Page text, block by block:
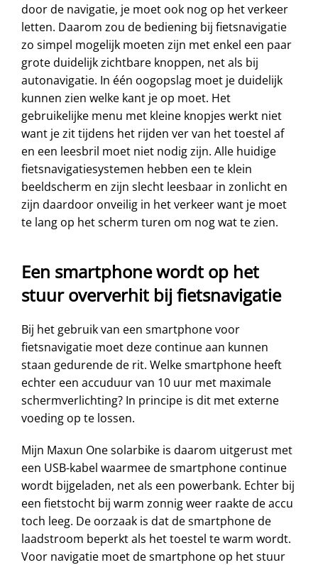
door de navigatie, je moet ook nog op het verkeer
letten. Daarom zou de bediening bij fietsnavigatie
zo simpel mogelijk moeten zijn met enkel een paar
grote duidelijk zichtbare knoppen, net als bij
autonavigatie. In één oogopslag moet je duidelijk
kunnen zien welke kant je op moet. Het
gebruikelijke menu met kleine knopjes werkt niet
want je zit tijdens het rijden ver van het toestel af
en een leesbril moet niet nodig zijn. Alle huidige
fietsnavigatiesystemen hebben een te klein
beeldscherm en zijn slecht leesbaar in zonlicht en
zijn daardoor onveilig in het verkeer want je moet
te lang op het scherm turen om nog wat te zien.
Een smartphone wordt op het
stuur oververhit bij fietsnavigatie
Bij het gebruik van een smartphone voor
fietsnavigatie moet deze continue aan kunnen
staan gedurende de rit. Welke smartphone heeft
echter een accuduur van 10 uur met maximale
schermverlichting? In principe is dit met externe
voeding op te lossen.
Mijn Maxun One solarbike is daarom uitgerust met
een USB-kabel waarmee de smartphone continue
wordt bijgeladen, net als een powerbank. Echter bij
een fietstocht bij warm zonnig weer raakte de accu
toch leeg. De oorzaak is dat de smartphone de
laadstroom beperkt als het toestel te warm wordt.
Voor navigatie moet de smartphone op het stuur